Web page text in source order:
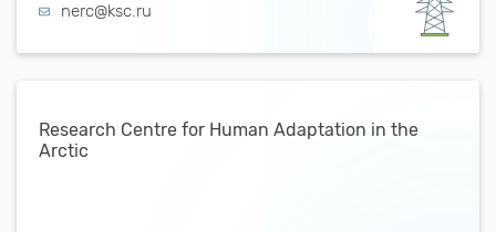
nerc@ksc.ru
Research Centre for Human Adaptation in the
Arctic